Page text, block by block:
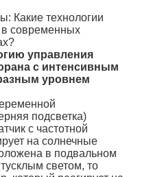
Какие технологии
в современных
управления
с интенсивным
уровнем
подсветка)
с частотной
на солнечные
в подвальном
светом, то